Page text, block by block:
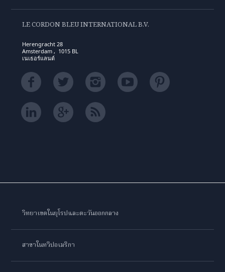
LE CORDON BLEU INTERNATIONAL B.V.
Herengracht 28
Amsterdam , 1015 BL
เนเธอร์แลนด์
วิทยาเขตในยุโรปและตะวันออกกลาง
สาขาในทวีปอเมริกา